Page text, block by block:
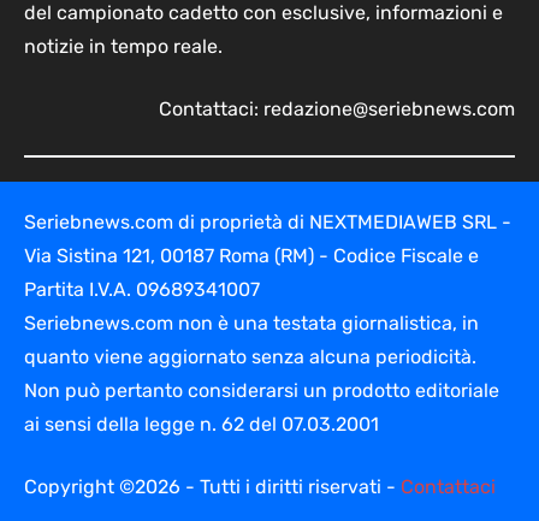
del campionato cadetto con esclusive, informazioni e
notizie in tempo reale.
Contattaci: redazione@seriebnews.com
Seriebnews.com di proprietà di NEXTMEDIAWEB SRL -
Via Sistina 121, 00187 Roma (RM) - Codice Fiscale e
Partita I.V.A. 09689341007
Seriebnews.com non è una testata giornalistica, in
quanto viene aggiornato senza alcuna periodicità.
Non può pertanto considerarsi un prodotto editoriale
ai sensi della legge n. 62 del 07.03.2001
Copyright ©2026 - Tutti i diritti riservati - Contattaci